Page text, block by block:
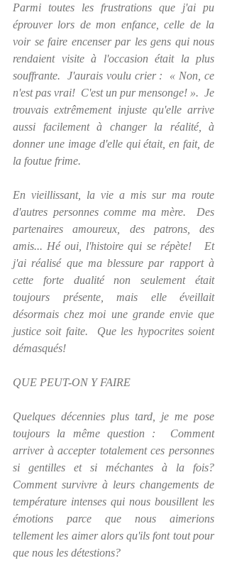
Parmi toutes les frustrations que j'ai pu
éprouver lors de mon enfance, celle de la
voir se faire encenser par les gens qui nous
rendaient visite à l'occasion était la plus
souffrante.  J'aurais voulu crier :  « Non, ce
n'est pas vrai!  C'est un pur mensonge! ».  Je
trouvais extrêmement injuste qu'elle arrive
aussi facilement à changer la réalité, à
donner une image d'elle qui était, en fait, de
la foutue frime.
En vieillissant, la vie a mis sur ma route
d'autres personnes comme ma mère.  Des
partenaires amoureux, des patrons, des
amis... Hé oui, l'histoire qui se répète!   Et
j'ai réalisé que ma blessure par rapport à
cette forte dualité non seulement était
toujours présente, mais elle éveillait
désormais chez moi une grande envie que
justice soit faite.  Que les hypocrites soient
démasqués!
QUE PEUT-ON Y FAIRE
Quelques décennies plus tard, je me pose
toujours la même question :  Comment
arriver à accepter totalement ces personnes
si gentilles et si méchantes à la fois?
Comment survivre à leurs changements de
température intenses qui nous bousillent les
émotions parce que nous aimerions
tellement les aimer alors qu'ils font tout pour
que nous les détestions?